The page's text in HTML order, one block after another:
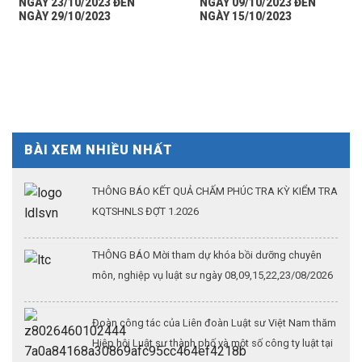
NGÀY 29/10/2023
NGÀY 15/10/2023
BÀI XEM NHIỀU NHẤT
THÔNG BÁO KẾT QUẢ CHẤM PHÚC TRA KỲ KIỂM TRA
KQTSHNLS ĐỢT 1.2026
THÔNG BÁO Mời tham dự khóa bồi dưỡng chuyên
môn, nghiệp vụ luật sư ngày 08,09,15,22,23/08/2026
Đoàn công tác của Liên đoàn Luật sư Việt Nam thăm
Hiệp hội Luật sư thành phố và một số công ty luật tại